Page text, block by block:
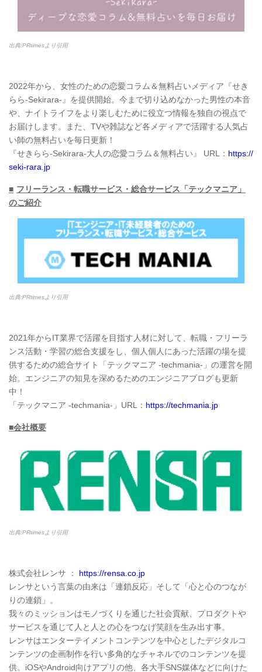
出典:PRtimesより引用
2022年から、女性のための恋愛コラム＆無料占いメディア『せき
らら-Sekirara-』を提供開始。今まで切り込めなかった男性の本音
や、ナイトライフをより楽しむために役立つ情報を独自の視点で
お届けします。また、TVや雑誌など各メディアで活躍する人気占
い師の無料占いを毎日更新！
『せきらら-Sekirara-大人の恋愛コラム＆無料占い』 URL： https://
seki-rara.jp
■ フリーランス・転職サービス・総合サービス「テックマニア」
のご紹介
出典:PRtimesより引用
2021年からIT業界で活躍を目指す人材に対して、転職・フリーラ
ンス活動・学習の総合支援をし、個人個人にあった活躍の場を提
供するための総合サイト「テックマニア -techmania-」の運営を開
始。エンジニアの知見を深めるためのエンジニアブログも更新
中！
「テックマニア -techmania-」URL： https://techmania.jp
■会社概要
出典:PRtimesより引用
株式会社レンサ ： https://rensa.co.jp
レンサという言葉の由来は「連鎖反応」そして「心と心のつなが
りの連鎖」。
我々のミッションはモノづくりを通じた社会貢献、プロダクトや
サービスを通じて人と人との心をつなげ笑顔を生み出す事。
レンサはエンターテイメントコンテンツを中心としたデジタルコ
ンテンツの企画制作を行い多角的なチャネルでのコンテンツを提
供。iOSやAndroid向けアプリの他、各大手SNS媒体などに向けた